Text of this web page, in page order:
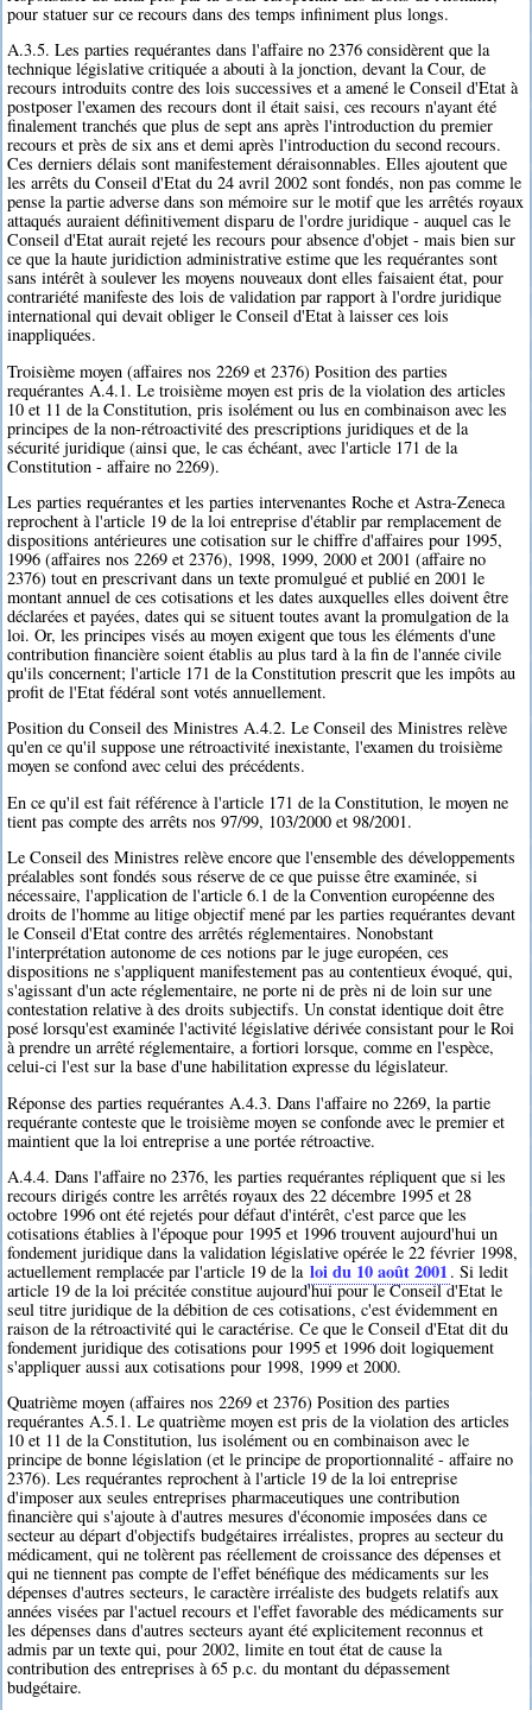
pour statuer sur ce recours dans des temps infiniment plus longs.
A.3.5. Les parties requérantes dans l'affaire no 2376 considèrent que la
technique législative critiquée a abouti à la jonction, devant la Cour, de
recours introduits contre des lois successives et a amené le Conseil d'Etat à
postposer l'examen des recours dont il était saisi, ces recours n'ayant été
finalement tranchés que plus de sept ans après l'introduction du premier
recours et près de six ans et demi après l'introduction du second recours.
Ces derniers délais sont manifestement déraisonnables. Elles ajoutent que
les arrêts du Conseil d'Etat du 24 avril 2002 sont fondés, non pas comme le
pense la partie adverse dans son mémoire sur le motif que les arrêtés royaux
attaqués auraient définitivement disparu de l'ordre juridique - auquel cas le
Conseil d'Etat aurait rejeté les recours pour absence d'objet - mais bien sur
ce que la haute juridiction administrative estime que les requérantes sont
sans intérêt à soulever les moyens nouveaux dont elles faisaient état, pour
contrariété manifeste des lois de validation par rapport à l'ordre juridique
international qui devait obliger le Conseil d'Etat à laisser ces lois
inappliquées.
Troisième moyen (affaires nos 2269 et 2376) Position des parties
requérantes A.4.1. Le troisième moyen est pris de la violation des articles
10 et 11 de la Constitution, pris isolément ou lus en combinaison avec les
principes de la non-rétroactivité des prescriptions juridiques et de la
sécurité juridique (ainsi que, le cas échéant, avec l'article 171 de la
Constitution - affaire no 2269).
Les parties requérantes et les parties intervenantes Roche et Astra-Zeneca
reprochent à l'article 19 de la loi entreprise d'établir par remplacement de
dispositions antérieures une cotisation sur le chiffre d'affaires pour 1995,
1996 (affaires nos 2269 et 2376), 1998, 1999, 2000 et 2001 (affaire no
2376) tout en prescrivant dans un texte promulgué et publié en 2001 le
montant annuel de ces cotisations et les dates auxquelles elles doivent être
déclarées et payées, dates qui se situent toutes avant la promulgation de la
loi. Or, les principes visés au moyen exigent que tous les éléments d'une
contribution financière soient établis au plus tard à la fin de l'année civile
qu'ils concernent; l'article 171 de la Constitution prescrit que les impôts au
profit de l'Etat fédéral sont votés annuellement.
Position du Conseil des Ministres A.4.2. Le Conseil des Ministres relève
qu'en ce qu'il suppose une rétroactivité inexistante, l'examen du troisième
moyen se confond avec celui des précédents.
En ce qu'il est fait référence à l'article 171 de la Constitution, le moyen ne
tient pas compte des arrêts nos 97/99, 103/2000 et 98/2001.
Le Conseil des Ministres relève encore que l'ensemble des développements
préalables sont fondés sous réserve de ce que puisse être examinée, si
nécessaire, l'application de l'article 6.1 de la Convention européenne des
droits de l'homme au litige objectif mené par les parties requérantes devant
le Conseil d'Etat contre des arrêtés réglementaires. Nonobstant
l'interprétation autonome de ces notions par le juge européen, ces
dispositions ne s'appliquent manifestement pas au contentieux évoqué, qui,
s'agissant d'un acte réglementaire, ne porte ni de près ni de loin sur une
contestation relative à des droits subjectifs. Un constat identique doit être
posé lorsqu'est examinée l'activité législative dérivée consistant pour le Roi
à prendre un arrêté réglementaire, a fortiori lorsque, comme en l'espèce,
celui-ci l'est sur la base d'une habilitation expresse du législateur.
Réponse des parties requérantes A.4.3. Dans l'affaire no 2269, la partie
requérante conteste que le troisième moyen se confonde avec le premier et
maintient que la loi entreprise a une portée rétroactive.
A.4.4. Dans l'affaire no 2376, les parties requérantes répliquent que si les
recours dirigés contre les arrêtés royaux des 22 décembre 1995 et 28
octobre 1996 ont été rejetés pour défaut d'intérêt, c'est parce que les
cotisations établies à l'époque pour 1995 et 1996 trouvent aujourd'hui un
fondement juridique dans la validation législative opérée le 22 février 1998,
actuellement remplacée par l'article 19 de la loi du 10 août 2001. Si ledit
article 19 de la loi précitée constitue aujourd'hui pour le Conseil d'Etat le
seul titre juridique de la débition de ces cotisations, c'est évidemment en
raison de la rétroactivité qui le caractérise. Ce que le Conseil d'Etat dit du
fondement juridique des cotisations pour 1995 et 1996 doit logiquement
s'appliquer aussi aux cotisations pour 1998, 1999 et 2000.
Quatrième moyen (affaires nos 2269 et 2376) Position des parties
requérantes A.5.1. Le quatrième moyen est pris de la violation des articles
10 et 11 de la Constitution, lus isolément ou en combinaison avec le
principe de bonne législation (et le principe de proportionnalité - affaire no
2376). Les requérantes reprochent à l'article 19 de la loi entreprise
d'imposer aux seules entreprises pharmaceutiques une contribution
financière qui s'ajoute à d'autres mesures d'économie imposées dans ce
secteur au départ d'objectifs budgétaires irréalistes, propres au secteur du
médicament, qui ne tolèrent pas réellement de croissance des dépenses et
qui ne tiennent pas compte de l'effet bénéfique des médicaments sur les
dépenses d'autres secteurs, le caractère irréaliste des budgets relatifs aux
années visées par l'actuel recours et l'effet favorable des médicaments sur
les dépenses dans d'autres secteurs ayant été explicitement reconnus et
admis par un texte qui, pour 2002, limite en tout état de cause la
contribution des entreprises à 65 p.c. du montant du dépassement
budgétaire.